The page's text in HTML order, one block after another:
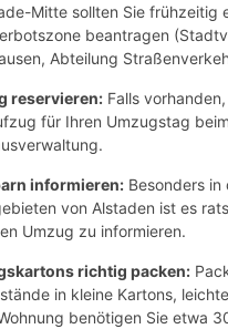
Mitte sollten Sie frühzeitig
beantragen
Abteilung
reservieren: Falls
für Ihren Umzugstag
informieren: Besonders in
von Alstaden ist es
Umzug zu informieren.
richtig packen:
in kleine Kartons,
benötigen Sie etwa